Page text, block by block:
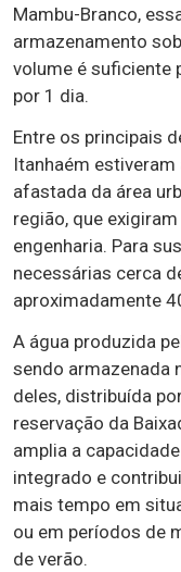
Mambu-Branco,
armazenamento
volume é suficiente
por 1 dia.
Entre os principais
Itanhaém
afastada da área
região, que
engenharia. Para
necessárias cerca
aproximadamente
A água produzida
sendo armazenada
deles, distribuída
reservação da
amplia a
integrado e
mais tempo em
ou em períodos de
de verão.